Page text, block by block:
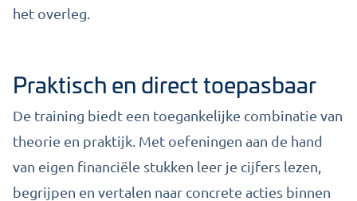
het overleg.
Praktisch en direct toepasbaar
De training biedt een toegankelijke combinatie van
theorie en praktijk. Met oefeningen aan de hand
van eigen financiële stukken leer je cijfers lezen,
begrijpen en vertalen naar concrete acties binnen